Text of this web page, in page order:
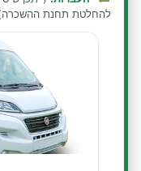
להחלטת תחנת